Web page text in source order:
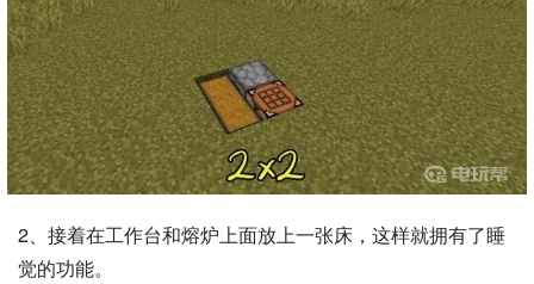
2、接着在工作台和熔炉上面放上一张床，这样就拥有了睡
觉的功能。